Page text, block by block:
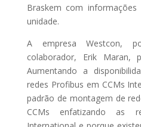
Braskem com
unidade.
A empresa Westcon,
colaborador, Erik Maran,
Aumentando a
redes Profibus em CCMs
padrão de montagem de
CCMs enfatizando as